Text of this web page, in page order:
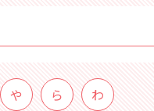
や ら わ